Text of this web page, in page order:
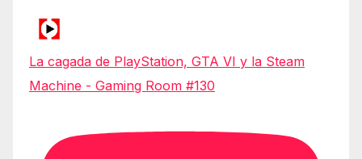
La cagada de PlayStation, GTA VI y la Steam
Machine - Gaming Room #130